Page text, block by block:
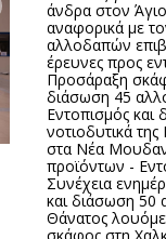
άνδρα στον
αναφορικά με
αλλοδαπών
έρευνες προς
Προσάραξη
διάσωση 45
Εντοπισμός
νοτιοδυτικά
στα Νέα
προϊόντων -
Συνέχεια
και διάσωση 50
Θάνατος